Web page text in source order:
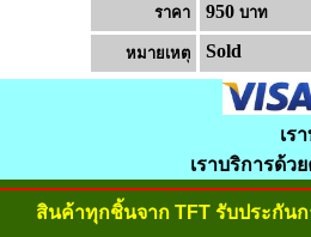
ราคา 950 บาท
หมายเหต Sold
เร
เราบริการด้ว
สินค้าทุกชิ้นจาก TFT รับประกัน